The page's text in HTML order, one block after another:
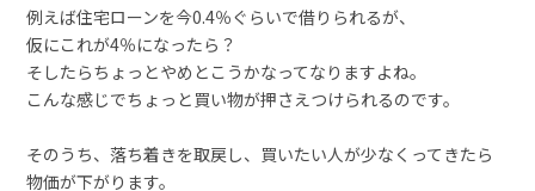
例えば住宅ローンを今0.4％ぐらいで借りられるが、
仮にこれが4％になったら？
そしたらちょっとやめとこうかなってなりますよね。
こんな感じでちょっと買い物が押さえつけられるのです。
そのうち、落ち着きを取戻し、買いたい人が少なくってきたら
物価が下がります。